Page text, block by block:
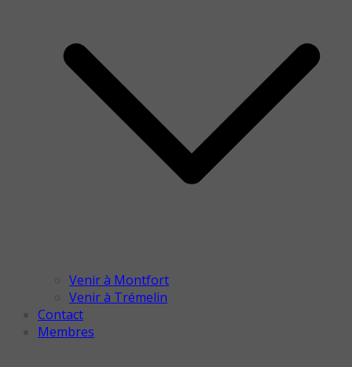
Venir à Montfort
Venir à Trémelin
Contact
Membres